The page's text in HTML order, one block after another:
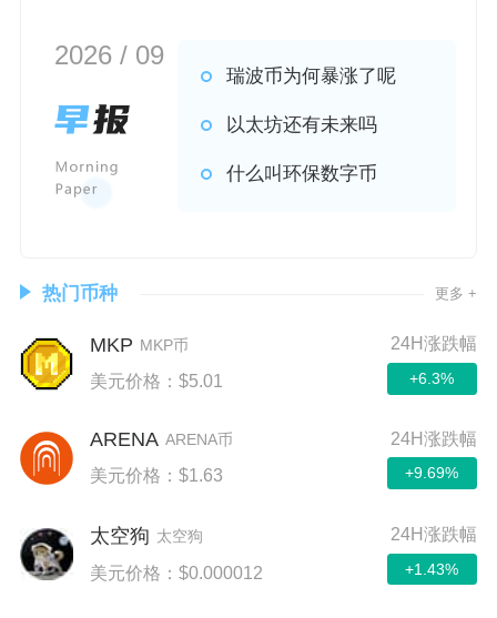
2026 / 09
瑞波币为何暴涨了呢
以太坊还有未来吗
什么叫环保数字币
热门币种 更多 +
MKP MKP币
美元价格：$5.01
24H涨跌幅
+6.3%
ARENA ARENA币
美元价格：$1.63
24H涨跌幅
+9.69%
太空狗 太空狗
美元价格：$0.000012
24H涨跌幅
+1.43%